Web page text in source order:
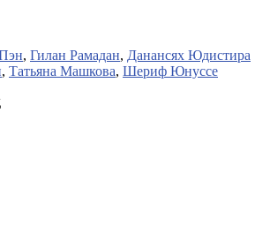
, Гилан Рамадан, Данансях Юдистира
, Татьяна Машкова, Шериф Юнуссе